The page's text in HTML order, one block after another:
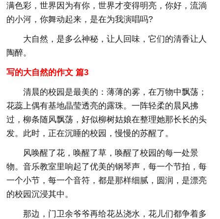
满色彩，世界因为有你，世界才变得明亮，你好，流淌
的小河，你舞动起来，是在为我演唱吗?
大自然，是多么神秘，让人回味，它们的清香让人
陶醉。
写的大自然的作文 篇3
清晨的校园是最美的：薄薄的雾，在万物中飘荡；
花蕊上偶有基地晶莹透亮的露珠。一阵轻柔的晨风拂
过，柳条随风飘荡，好似柳树姑娘在整理她那长长的头
发。此时，正在沉睡的校园，慢慢的苏醒了。
风唤醒了花，唤醒了草，唤醒了校园的每一处景
物。音乐教室里响起了优美的钢琴声，每一个节拍，每
一个小节，每一个音符，都是那样细腻，圆润，是漂亮
的校园沉浸其中。
那边，门卫余爷爷再给花丛浇水，花儿们都争着多